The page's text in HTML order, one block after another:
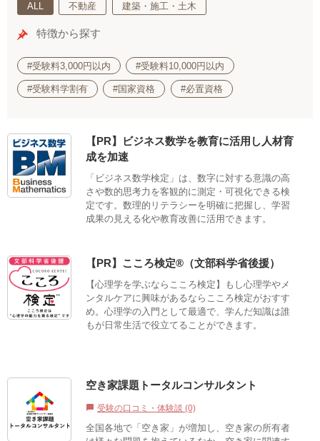
ALL 不動産 建築・施工・土木
特徴から探す
#受験料3,000円以内 #受験料10,000円以内
#受験料学割有 #国家資格 #必置資格
【PR】ビジネス数学を教育に活用し人材育
成を加速
「ビジネス数学検定」は、数字に対する意識の高
さや数的思考力を客観的に測定・可視化できる検
定です。数理的リテラシーを明確に把握し、学習
成果の見える化や教育改善に活用できます。
【PR】こころ検定®（文部科学省後援）
【心理学を学ぶならこころ検定】もし心理学やメ
ンタルケアに興味があるならこころ検定がおすす
め。心理学の入門として最適で、学んだ知識は誰
もが日常生活で役立てることができます。
空き家課題トータルコンサルタント
chat_bubble 受験の口コミ・体験談 (0)
全国各地で「空き家」が増加し、空き家の所有者